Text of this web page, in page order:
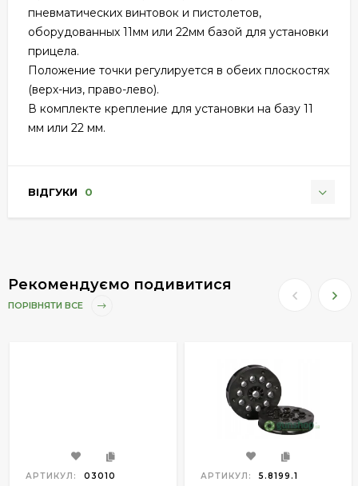
пневматических винтовок и пистолетов,
оборудованных 11мм или 22мм базой для установки
прицела.
Положение точки регулируется в обеих плоскостях
(верх-низ, право-лево).
В комплекте крепление для установки на базу 11
мм или 22 мм.
ВІДГУКИ 0
Рекомендуємо подивитися
ПОРІВНЯТИ ВСЕ
АРТИКУЛ: 03010 АРТИКУЛ: 5.8199.1